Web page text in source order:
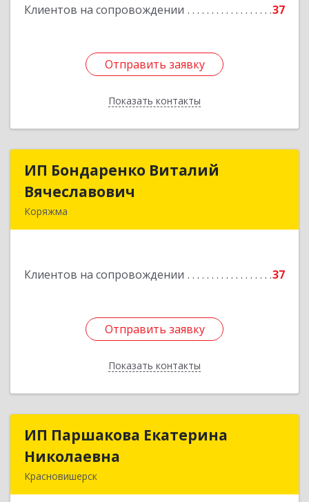
Клиентов на сопровождении 37
Отправить заявку
Показать контакты
Отправить заявку
Назад
ИП Бондаренко Виталий
Вячеславович
Коряжма
Клиентов на сопровождении 37
Отправить заявку
Показать контакты
ИП Бондаренко Виталий
Подробнее
Отправить заявку
Назад
ИП Паршакова Екатерина
Николаевна
Красновишерск
ИП Паршакова Екатерина